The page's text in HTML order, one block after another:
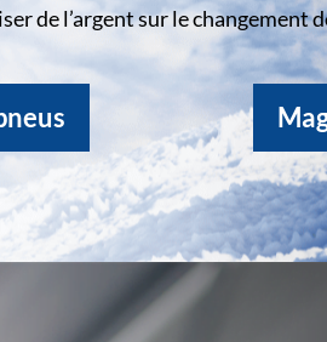
de l’argent sur le changement